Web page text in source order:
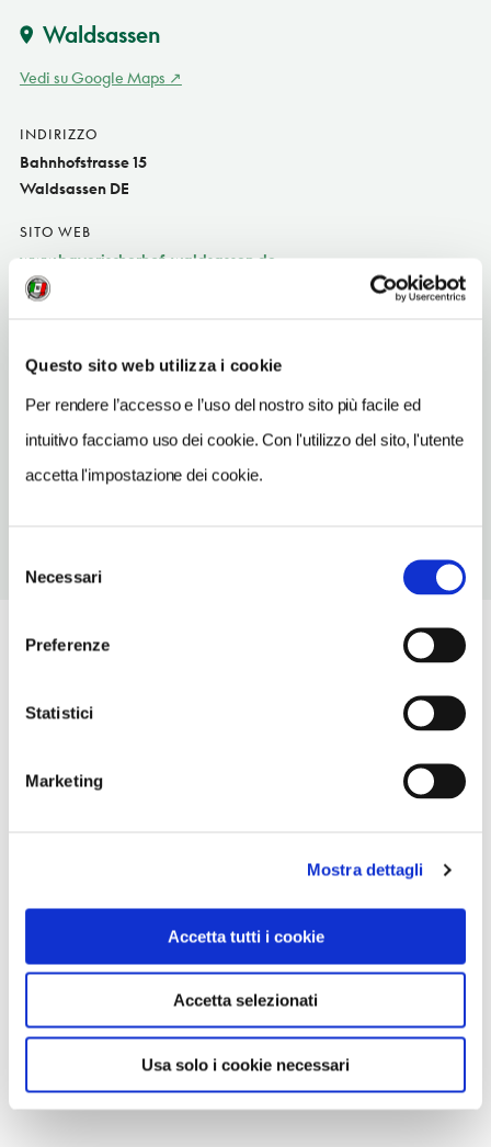
Questo sito web utilizza i cookie
Per rendere l’accesso e l’uso del nostro sito più facile ed
intuitivo facciamo uso dei cookie. Con l'utilizzo del sito, l'utente
accetta l'impostazione dei cookie.
delNecessari
Preferenze
Statistici
Marketing
Mostra dettagli
Accetta tutti i cookie
Accetta selezionati
Usa solo i cookie necessari
Waldsassen
Vedi su Google Maps
INDIRIZZO
Bahnhofstrasse 15
Waldsassen DE
SITO WEB
www.bayerischerhof-waldsassen.de
INDIRIZZO EMAIL
TELEFONO
9632923130
NUMERO CAMERE
15